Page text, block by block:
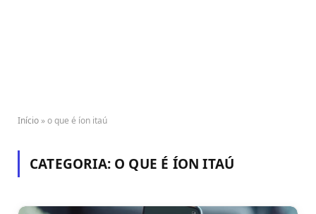
Início »o que é íon itaú
CATEGORIA: O QUE É ÍON ITAÚ